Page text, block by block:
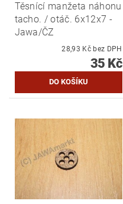
Těsnící manžeta náhonu
tacho. / otáč. 6x12x7 -
Jawa/ČZ
28,93 Kč bez DPH
35 Kč